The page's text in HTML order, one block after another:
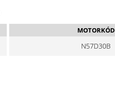
MOTORKÓD
N57D30B